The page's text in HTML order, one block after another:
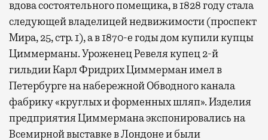
вдова состоятельного помещика, в 1828 году стала
следующей владелицей недвижимости (проспект
Мира, 25, стр. 1), а в 1870-е годы дом купили купцы
Циммерманы. Уроженец Ревеля купец 2-й
гильдии Карл Фридрих Циммерман имел в
Петербурге на набережной Обводного канала
фабрику «круглых и форменных шляп». Изделия
предприятия Циммермана экспонировались на
Всемирной выставке в Лондоне и были